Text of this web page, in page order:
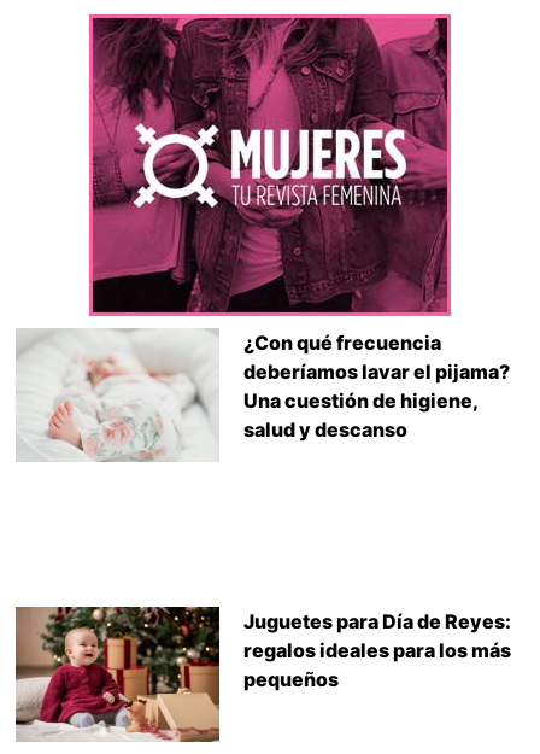
¿Con qué frecuencia
deberíamos lavar el pijama?
Una cuestión de higiene,
salud y descanso
Juguetes para Día de Reyes:
regalos ideales para los más
pequeños